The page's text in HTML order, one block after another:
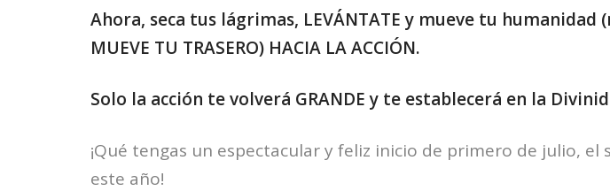
Ahora, seca tus lágrimas, LEVÁNTATE y mueve tu humanidad
MUEVE TU TRASERO) HACIA LA ACCIÓN.
Solo la acción te volverá GRANDE y te establecerá en la
¡Qué tengas un espectacular y feliz inicio de primero de julio, el
este año!